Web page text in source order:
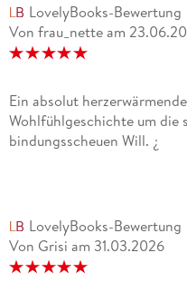
LovelyBooks-Bewertung
Von frau_nette am
Ein absolut
Wohlfühlgeschichte um die
bindungsscheuen Will. ¿
LovelyBooks-Bewertung
Von Grisi am 31.03.2026